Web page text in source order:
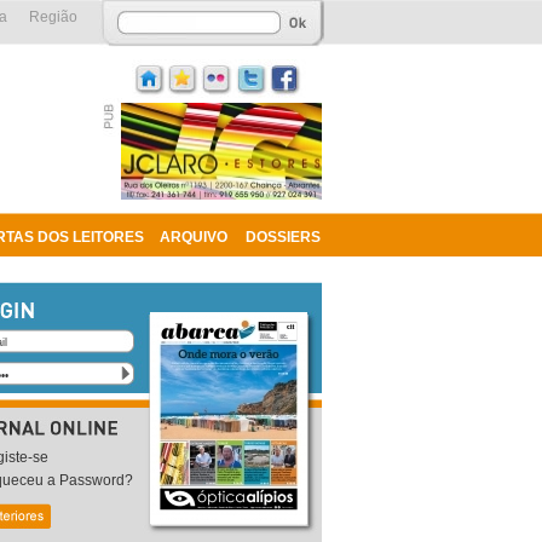
DOS LEITORES ARQUIVO DOSSIERS
Região
se
a Password?